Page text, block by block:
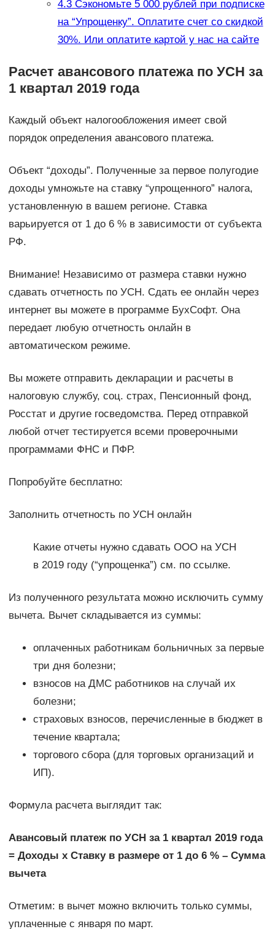
4.3Сэкономьте 5 000 рублей при подписке
на “Упрощенку”. Оплатите счет со скидкой
30%. Или оплатите картой у нас на сайте
Расчет авансового платежа по УСН за
1 квартал 2019 года
Каждый объект налогообложения имеет свой
порядок определения авансового платежа.
Объект “доходы”. Полученные за первое полугодие
доходы умножьте на ставку “упрощенного” налога,
установленную в вашем регионе. Ставка
варьируется от 1 до 6 % в зависимости от субъекта
РФ.
Внимание! Независимо от размера ставки нужно
сдавать отчетность по УСН. Сдать ее онлайн через
интернет вы можете в программе БухСофт. Она
передает любую отчетность онлайн в
автоматическом режиме.
Вы можете отправить декларации и расчеты в
налоговую службу, соц. страх, Пенсионный фонд,
Росстат и другие госведомства. Перед отправкой
любой отчет тестируется всеми проверочными
программами ФНС и ПФР.
Попробуйте бесплатно:
Заполнить отчетность по УСН онлайн
Какие отчеты нужно сдавать ООО на УСН
в 2019 году (“упрощенка”) см. по ссылке.
Из полученного результата можно исключить сумму
вычета. Вычет складывается из суммы:
оплаченных работникам больничных за первые
три дня болезни;
взносов на ДМС работников на случай их
болезни;
страховых взносов, перечисленные в бюджет в
течение квартала;
торгового сбора (для торговых организаций и
ИП).
Формула расчета выглядит так:
Авансовый платеж по УСН за 1 квартал 2019 года
= Доходы х Ставку в размере от 1 до 6 % – Сумма
вычета
Отметим: в вычет можно включить только суммы,
уплаченные с января по март.